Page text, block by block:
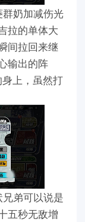
奶加减伤光
拉的单体大
间拉回来继
输出的阵
上，虽然打
弟可以说是
五秒无敌增